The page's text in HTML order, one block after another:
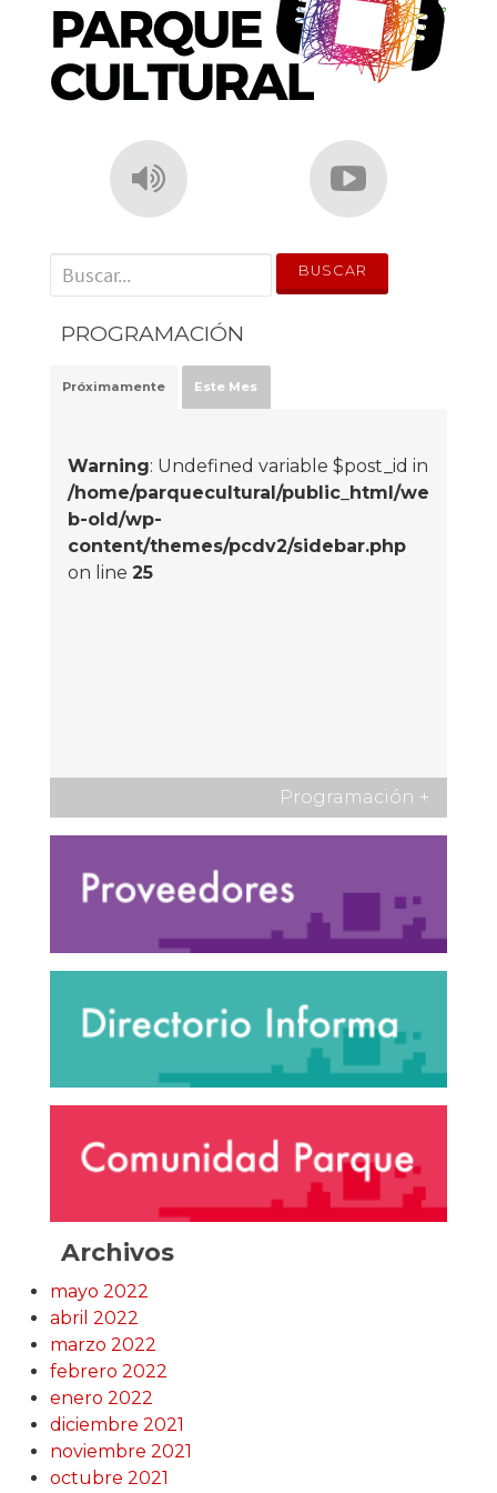
' . __('Search for:') . '
PROGRAMACIÓN
Próximamente Este Mes
Warning: Undefined variable $post_id in
/home/parquecultural/public_html/we
b-old/wp-
content/themes/pcdv2/sidebar.php
on line 25
Programación +
Archivos
mayo 2022
abril 2022
marzo 2022
febrero 2022
enero 2022
diciembre 2021
noviembre 2021
octubre 2021